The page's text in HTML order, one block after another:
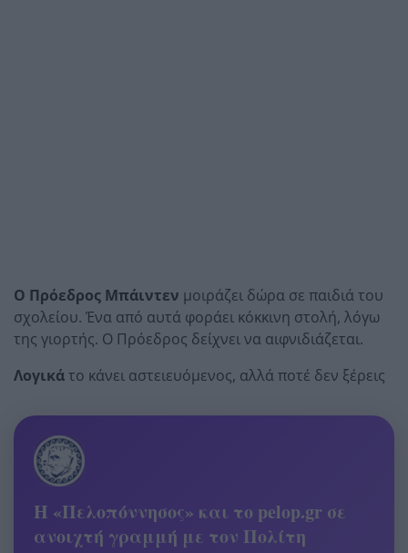
Ο Πρόεδρος Μπάιντεν μοιράζει δώρα σε παιδιά του
σχολείου. Ένα από αυτά φοράει κόκκινη στολή, λόγω
της γιορτής. Ο Πρόεδρος δείχνει να αιφνιδιάζεται.
Λογικάτο κάνει αστειευόμενος, αλλά ποτέ δεν ξέρεις
Η «Πελοπόννησος» και το pelop.gr σε
ανοιχτή γραμμή με τον Πολίτη